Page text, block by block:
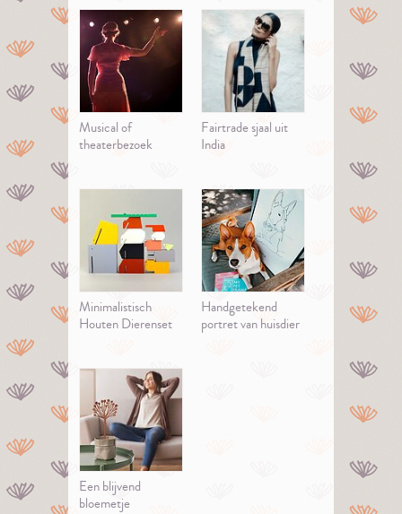
Musical of
theaterbezoek
Fairtrade sjaal uit
India
Minimalistisch
Houten Dierenset
Handgetekend
portret van huisdier
Een blijvend
bloemetje